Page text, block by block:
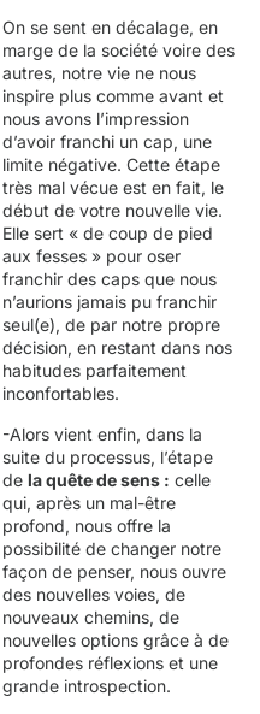
On se sent en décalage, en
marge de la société voire des
autres, notre vie ne nous
inspire plus comme avant et
nous avons l’impression
d’avoir franchi un cap, une
limite négative. Cette étape
très mal vécue est en fait, le
début de votre nouvelle vie.
Elle sert « de coup de pied
aux fesses » pour oser
franchir des caps que nous
n’aurions jamais pu franchir
seul(e), de par notre propre
décision, en restant dans nos
habitudes parfaitement
inconfortables.
-Alors vient enfin, dans la
suite du processus, l’étape
de la quête de sens : celle
qui, après un mal-être
profond, nous offre la
possibilité de changer notre
façon de penser, nous ouvre
des nouvelles voies, de
nouveaux chemins, de
nouvelles options grâce à de
profondes réflexions et une
grande introspection.